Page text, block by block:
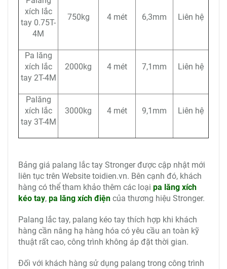
xích lắc
tay 0.75T-
4M
750kg 4 mét 6,3mm Liên hệ
Pa lăng
xích lắc
tay 2T-4M
2000kg 4 mét 7,1mm Liên hệ
Palăng
xích lắc
tay 3T-4M
3000kg 4 mét 9,1mm Liên hệ
Bảng giá palang lắc tay Stronger được cập nhật mới
liên tục trên Website toidien.vn. Bên cạnh đó, khách
hàng có thể tham khảo thêm các loại pa lăng xích
kéo tay, pa lăng xích điện của thương hiệu Stronger.
Palang lắc tay, palang kéo tay thích hợp khi khách
hàng cần nâng hạ hàng hóa có yêu cầu an toàn kỹ
thuật rất cao, công trình không áp đặt thời gian.
Đối với khách hàng sử dụng palang trong công trình